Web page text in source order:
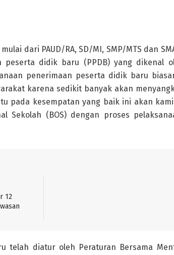
dari PAUD/RA, SD/MI, SMP/MTS dan
peserta didik baru (PPDB) yang dikenal
penerimaan peserta didik baru
karena sedikit banyak akan
pada kesempatan yang baik ini akan
Sekolah (BOS) dengan proses
12
telah diatur oleh Peraturan Bersama